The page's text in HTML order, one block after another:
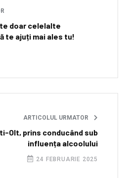
doar celelalte
te ajuți mai ales tu!
ARTICOLUL URMATOR
Olt, prins conducând sub
influența alcoolului
24 FEBRUARIE 2025